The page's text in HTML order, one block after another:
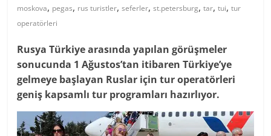
moskova, pegas, rus turistler,seferler,st.petersburg,tar,tui,tur
operatörleri
Rusya Türkiye arasında yapılan görüşmeler
sonucunda 1 Ağustos’tan itibaren Türkiye’ye
gelmeye başlayan Ruslar için tur operatörleri
geniş kapsamlı tur programları hazırlıyor.